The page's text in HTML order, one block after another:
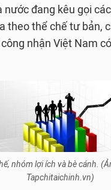
nước đang kêu gọi
theo thể chế tư bản,
nhận Việt Nam
nhóm lợi ích và bè cánh.
Tapchitaichinh.vn)